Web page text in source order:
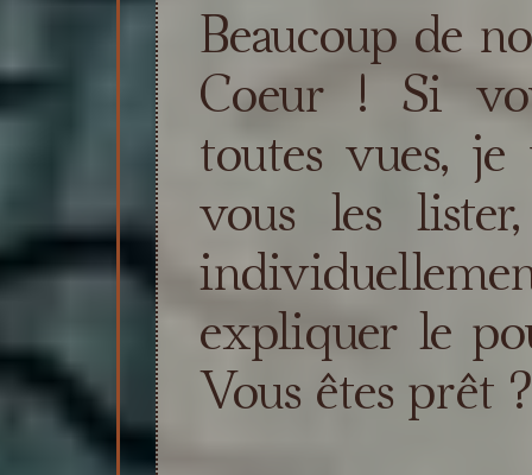
Beaucoup de
Coeur ! Si
toutes vues, je
vous les
expliquer le
Vous êtes prêt